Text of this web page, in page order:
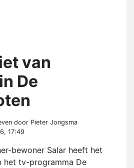
van
De
door Pieter Jongsma
17:49
bewoner Salar heeft het
het tv-programma De